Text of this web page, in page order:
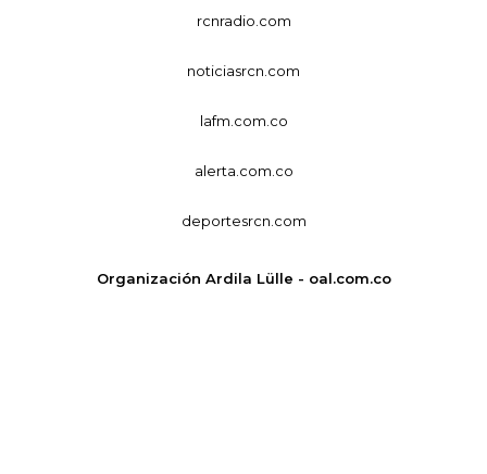
rcnradio.com
noticiasrcn.com
lafm.com.co
alerta.com.co
deportesrcn.com
Organización Ardila Lülle - oal.com.co